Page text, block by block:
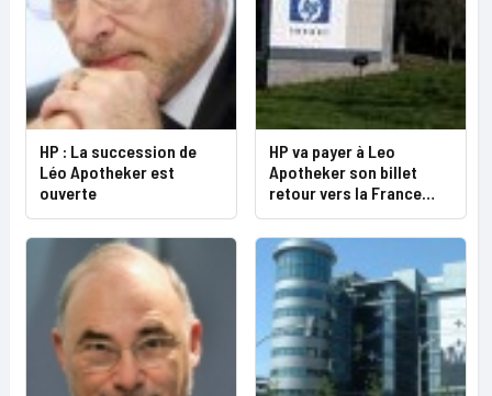
HP : La succession de
Léo Apotheker est
ouverte
HP va payer à Leo
Apotheker son billet
retour vers la France…